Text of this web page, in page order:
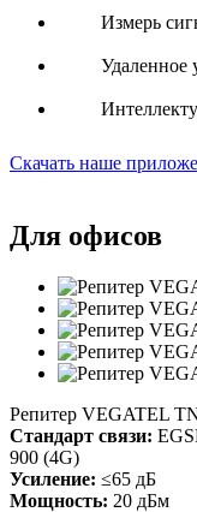
Измерь
Удаленное
Скачать наше
Для офисов
Репитер VEGATEL
Стандарт связи:
900 (4G)
Усиление: ≤65 дБ
Мощность: 20 дБм